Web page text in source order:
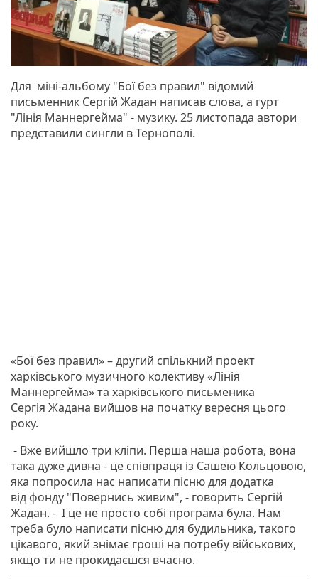
Для міні-альбому "Бої без правил" відомий
письменник Сергій Жадан написав слова, а гурт
"Лінія Маннергейма" - музику. 25 листопада автори
представили сингли в Тернополі.
«Бої без правил» – другий спількний проект
харківського музичного колективу «Лінія
Маннергейма» та харківського письменика
Сергія Жадана вийшов на початку вересня цього
року.
- Вже вийшло три кліпи. Перша наша робота, вона
така дуже дивна - це співпраця із Сашею Кольцовою,
яка попросила нас написати пісню для додатка
від фонду "Повернись живим", - говорить Сергій
Жадан. - І це не просто собі програма була. Нам
треба було написати пісню для будильника, такого
цікавого, який знімає гроші на потребу військових,
якщо ти не прокидаєшся вчасно.